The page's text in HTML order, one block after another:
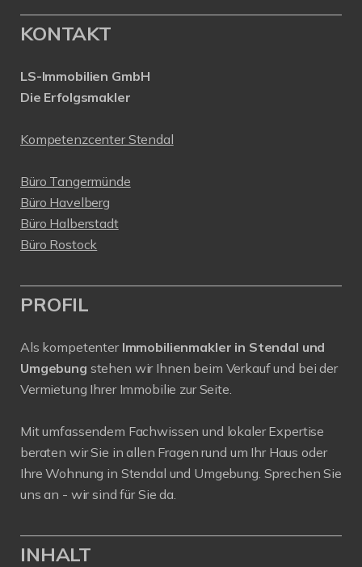
KONTAKT
LS-Immobilien GmbH
Die Erfolgsmakler
Kompetenzcenter Stendal
Büro Tangermünde
Büro Havelberg
Büro Halberstadt
Büro Rostock
PROFIL
Als kompetenter Immobilienmakler in Stendal und
Umgebung stehen wir Ihnen beim Verkauf und bei der
Vermietung Ihrer Immobilie zur Seite.
Mit umfassendem Fachwissen und lokaler Expertise
beraten wir Sie in allen Fragen rund um Ihr Haus oder
Ihre Wohnung in Stendal und Umgebung. Sprechen Sie
uns an - wir sind für Sie da.
INHALT